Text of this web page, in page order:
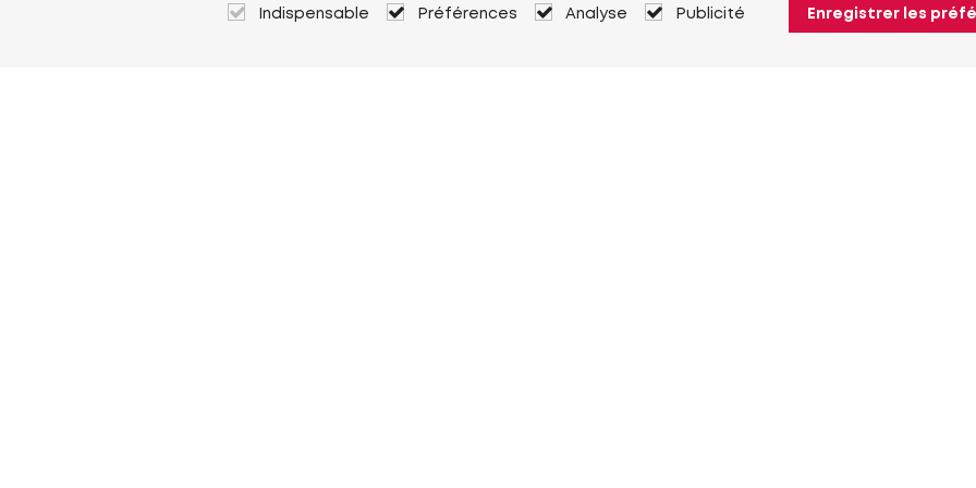
Indispensable Préférences Analyse Publicité Enregistrer les